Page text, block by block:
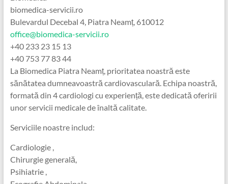
biomedica-servicii.ro
Bulevardul Decebal 4, Piatra Neamț, 610012
office@biomedica-servicii.ro
+40 233 23 15 13
+40 753 77 83 44
La Biomedica Piatra Neamț, prioritatea noastră este
sănătatea dumneavoastră cardiovasculară. Echipa noastră,
formată din 4 cardiologi cu experiență, este dedicată oferirii
unor servicii medicale de înaltă calitate.
Serviciile noastre includ:
Cardiologie ,
Chirurgie generală,
Psihiatrie ,